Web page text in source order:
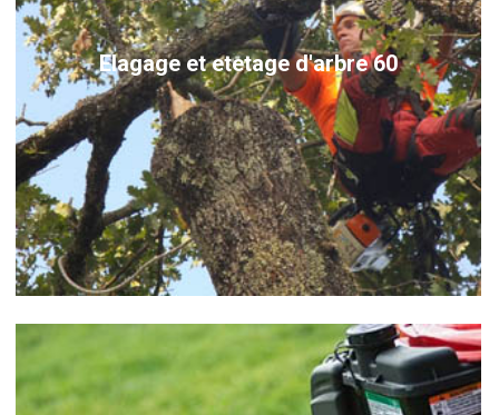
Elagage et etetage d'arbre 60